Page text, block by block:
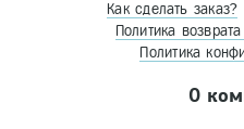
Как сделать заказ?
Политика
Политика
О